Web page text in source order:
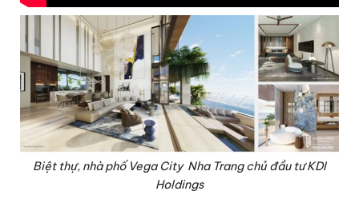
Biệt thự, nhà phố Vega City Nha Trang chủ đầu tư KDI
Holdings